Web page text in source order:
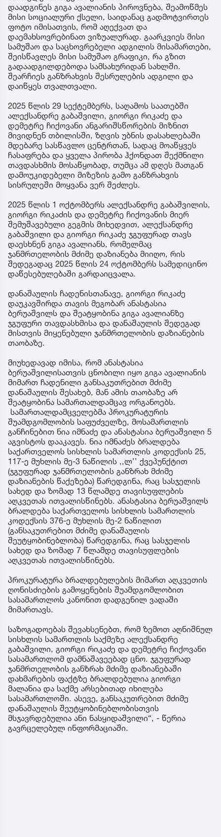
დაადგინეს გიგა ავალიანის პიროვნება, შეამოწმეს
მისი სოციალური ქსელი, საიდანაც გადმოტვირთეს
ფოტო იმისათვის, რომ აღექვათ და
დაემახსოვრებინათ ვიზუალურად. გაარკვიეს მისი
სამუშაო და საცხოვრებელი ადგილის მისამართები,
შეისწავლეს მისი სამუშაო გრაფიკი, რა გზით
გადაადგილდებოდა სამსახურიდან სახლში.
შეარჩიეს განზრახვის შესრულების ადგილი და
დაიწყეს თვალთვალი.
2025 წლის 29 სექტემბერს, საღამოს საათებში
ალექსანდრე გაბაშვილი, გიორგი რიკაძე და
დემეტრე ჩიქოვანი ანგარიშსწორების მიზნით
მივიდნენ თბილისში, ზღვის უბნის დასახლებაში
მდებარე სასწავლო ცენტრთან, სადაც მოაწყვეს
ჩასაფრება და ყველა პირობა ჰქონდათ შექმნილი
თავდასხმის მოსაწყობად, თუმცა ამ დღეს მათგან
დამოუკიდებელი მიზეზის გამო განზრახვის
სისრულეში მოყვანა ვერ შეძლეს.
2025 წლის 1 ოქტომბერს ალექსანდრე გაბაშვილის,
გიორგი რიკაძის და დემეტრე ჩიქოვანის მიერ
შემუშავებული გეგმის მიხედვით, ალექსანდრე
გაბაშვილი და გიორგი რიკაძე ჯგუფურად თავს
დაესხნენ გიგა ავალიანს, რომელმაც
ჯანმრთელობის მძიმე დაზიანება მიიღო, რის
შედეგადაც 2025 წლის 24 ოქტომბერს სამედიცინო
დაწესებულებაში გარდაიცვალა.
დანაშაულის ჩადენისთანავე, გიორგი რიკაძე
დაუკავშირდა თავის მეგობარ ანასტასია
ბერუაშვილს და შეატყობინა გიგა ავალიანზე
ჯგუფური თავდასხმისა და დანაშაულის შედეგად
მისთვის მიყენებული ჯანმრთელობის დაზიანების
თაობაზე.
მიუხედავად იმისა, რომ ანასტასია
ბერუაშვილისათვის ცნობილი იყო გიგა ავალიანის
მიმართ ჩადენილი განსაკუთრებით მძიმე
დანაშაულის შესახებ, მან ამის თაობაზე არ
შეატყობინა სამართალდამცავ ორგანოებს.
სამართალდამცველებმა პროკურატურის
შუამდგომლობის საფუძველზე, მოსამართლის
განჩინებით ნია იმნაძე და ანასტასია ბერუაშვილი 5
აგვისტოს დააკავეს. ნია იმნაძეს ბრალდება
საქართველოს სისხლის სამართლის კოდექსის 25,
117-ე მუხლის მე-3 ნაწილის ,,ლ’’ ქვეპუნქტით
(ჯგუფურად ჯანმრთელობის განზრახ მძიმე
დაზიანების წაქეზება) წარედგინა, რაც სასჯელის
სახედ და ზომად 13 წლამდე თავისუფლების
აღკვეთას ითვალისწინებს. ანასტასია ბერუაშვილს
ბრალდება საქართველოს სისხლის სამართლის
კოდექსის 376-ე მუხლის მე-2 ნაწილით
(განსაკუთრებით მძიმე დანაშაულის
შეუტყობინებლობა) წარედგინა, რაც სასჯელის
სახედ და ზომად 7 წლამდე თავისუფლების
აღკვეთას ითვალისწინებს.
პროკურატურა ბრალდებულების მიმართ აღკვეთის
ღონისძიების გამოყენების შუამდგომლობით
სასამართლოს კანონით დადგენილ ვადაში
მიმართავს.
საზოგადოებას შევახსენებთ, რომ ზემოთ აღნიშნულ
სისხლის სამართლის საქმეზე ალექსანდრე
გაბაშვილი, გიორგი რიკაძე და დემეტრე ჩიქოვანი
სასამართლომ დამნაშავეებად ცნო. ჯგუფურად
ჯანმრთელობის განზრახ მძიმე დაზიანებაში
დახმარების ფაქტზე ბრალდებულია გიორგი
მალანია და საქმე არსებითად იხილება
სასამართლოში. ასევე, განსაკუთრებით მძიმე
დანაშაულის შეუტყობინებლობისთვის
მსჯავრდებულია ანი ნასყიდაშვილი“, - წერია
გავრცელებულ ინფორმაციაში.